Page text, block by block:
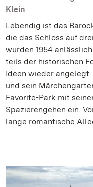
Klein
Lebendig ist das
die das Schloss auf
wurden 1954
teils der historischen
Ideen wieder angelegt.
und sein
Favorite-Park mit
Spazierengehen ein.
lange romantische